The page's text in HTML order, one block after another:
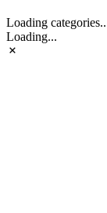
Loading
Loading...